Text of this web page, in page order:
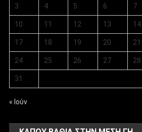
3 4 5 6 7
10 11 12 13 14
17 18 19 20 21
24 25 26 27 28
31
« Ιούν